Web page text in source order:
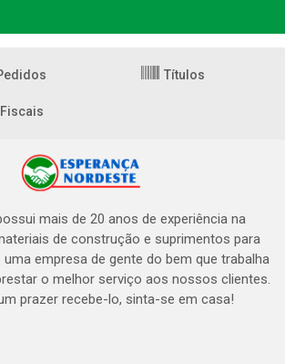
Títulos
mais de 20 anos de experiência na
de construção e suprimentos para
empresa de gente do bem que trabalha
o melhor serviço aos nossos clientes.
prazer recebe-lo, sinta-se em casa!